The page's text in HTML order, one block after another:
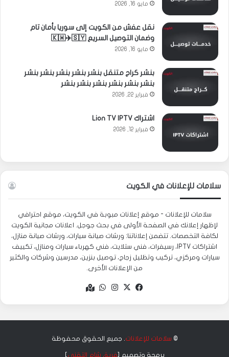
مايو 16, 2026
نقل عفش من الكويت إلى سوريا بأمان تام
وضمان التوصيل السريع 🇰🇼✈️🇸🇾
مايو 16, 2026
بنشر كراج متنقل بنشر بنشر بنشر بنشر بنشر
بنشر بنشر بنشر بنشر بنشر بنشر
فبراير 22, 2026
اشتراك Lion TV IPTV
فبراير 12, 2026
سلامات للإعلانات في الكويت
سلامات للإعلانات - موقع إعلانات مبوبة في الكويت، موقع احترافي
لإظهار إعلانك في الصفحة الأولى في بحث جوجل. اعلانات مجانية الكويت
لكافة التخصصات. تتضمن إعلاناتنا: ورشات صيانة سيارات، ورشات صيانة منازل،
اشتراكات IPTV، رسيفرات، فني ستلايت، فني كهرباء سيارات ومنازل، تكييف
سيارات ومركزي، تركيب وتظليل زجاج، توصيل بنزين، مدرسين وشركات والكثير
من الإعلانات الأخرى.
فيسبوك
‫X انستقرام
واتساب
© سلامات للإعلانات. جميع الحقوق محفوظة
برمجة وتصميم [فريق شام التقني]